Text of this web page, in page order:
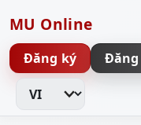
MU Online
Đăng ký
Thay đổi ngôn ngữ